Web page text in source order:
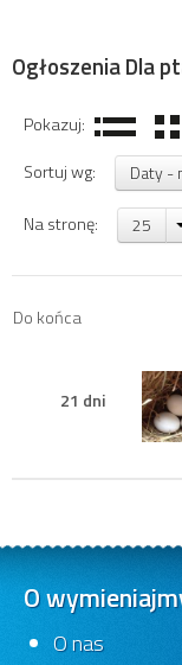
Ogłoszenia Dla
Pokazuj:
Sortuj wg:
Daty -
Na stronę: 25
Do końca
21 dni
O
O nas